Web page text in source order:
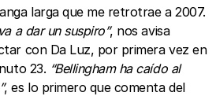
larga que me retrotrae a 2007.
a dar un suspiro”, nos avisa
con Da Luz, por primera vez en
23. “Bellingham ha caído al
, es lo primero que comenta del